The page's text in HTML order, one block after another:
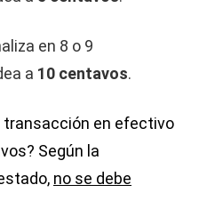
en 8 o 9
a 10 centavos.
transacción en efectivo
Según la
no se debe